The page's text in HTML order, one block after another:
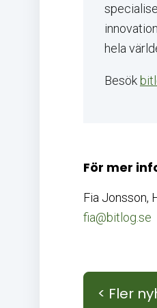
hela
Besök
För mer
Fia Jonsson,
fia@bitlog.se
< Fler